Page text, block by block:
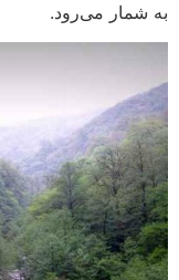
به شمار می‌رود.